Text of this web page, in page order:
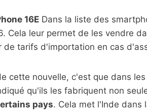
16E Dans la liste des
Cela leur permet de les vendre
de tarifs d'importation en cas
cette nouvelle, c'est que dans
qu'ils les fabriquent non
pays. Cela met l'Inde dans